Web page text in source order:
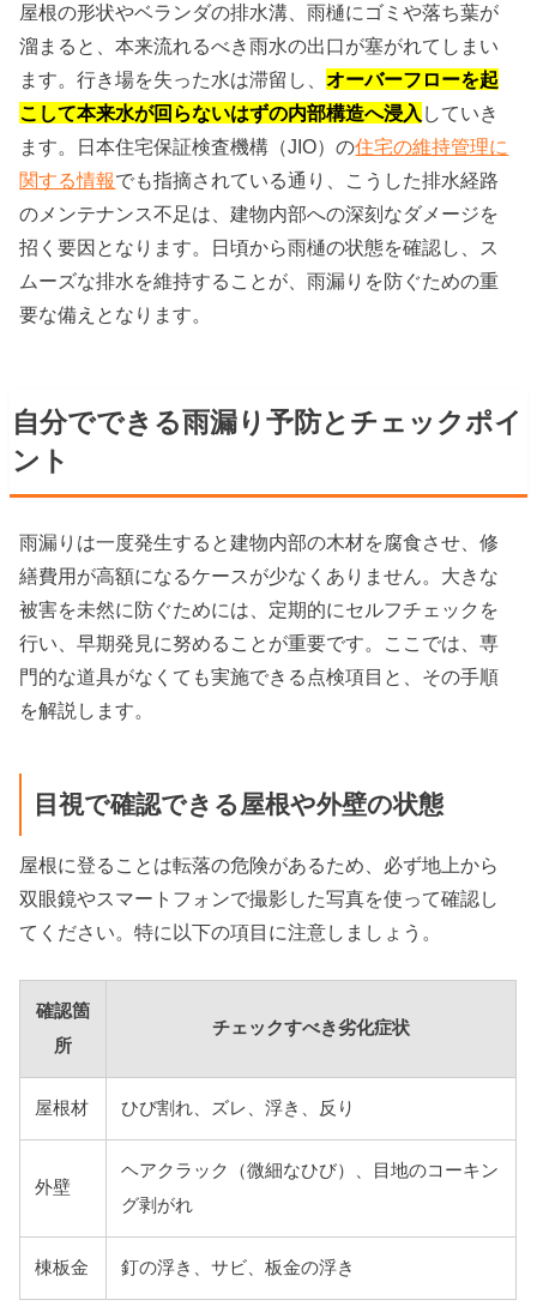
屋根の形状やベランダの排水溝、雨樋にゴミや落ち葉が
溜まると、本来流れるべき雨水の出口が塞がれてしまい
ます。行き場を失った水は滞留し、オーバーフローを起
こして本来水が回らないはずの内部構造へ浸入 していき
ます。日本住宅保証検査機構（JIO）の住宅の維持管理に
関する情報でも指摘されている通り、こうした排水経路
のメンテナンス不足は、建物内部への深刻なダメージを
招く要因となります。日頃から雨樋の状態を確認し、ス
ムーズな排水を維持することが、雨漏りを防ぐための重
要な備えとなります。
自分でできる雨漏り予防とチェックポイ
ント
雨漏りは一度発生すると建物内部の木材を腐食させ、修
繕費用が高額になるケースが少なくありません。大きな
被害を未然に防ぐためには、定期的にセルフチェックを
行い、早期発見に努めることが重要です。ここでは、専
門的な道具がなくても実施できる点検項目と、その手順
を解説します。
目視で確認できる屋根や外壁の状態
屋根に登ることは転落の危険があるため、必ず地上から
双眼鏡やスマートフォンで撮影した写真を使って確認し
てください。特に以下の項目に注意しましょう。
確認箇
所
チェックすべき劣化症状
屋根材 ひび割れ、ズレ、浮き、反り
外壁
ヘアクラック（微細なひび）、目地のコーキン
グ剥がれ
棟板金 釘の浮き、サビ、板金の浮き